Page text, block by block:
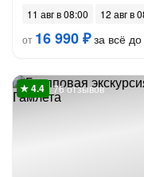
11 авг в 08:00
12 авг в
от 16 990 ₽за всё до
76 отзывов